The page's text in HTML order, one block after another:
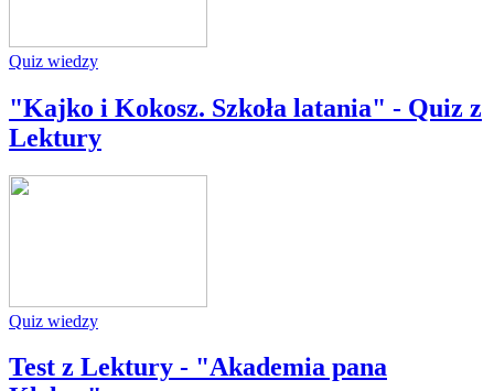
Quiz wiedzy
"Kajko i Kokosz. Szkoła latania" - Quiz z
Lektury
Quiz wiedzy
Test z Lektury - "Akademia pana